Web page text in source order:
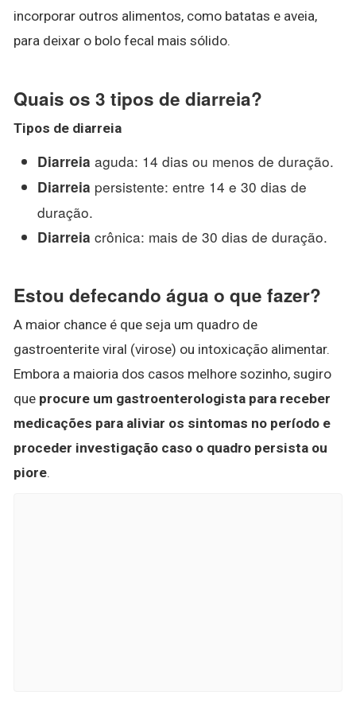
incorporar outros alimentos, como batatas e aveia,
para deixar o bolo fecal mais sólido.
Quais os 3 tipos de diarreia?
Tipos de diarreia
Diarreia aguda: 14 dias ou menos de duração.
Diarreia persistente: entre 14 e 30 dias de
duração.
Diarreia crônica: mais de 30 dias de duração.
Estou defecando água o que fazer?
A maior chance é que seja um quadro de
gastroenterite viral (virose) ou intoxicação alimentar.
Embora a maioria dos casos melhore sozinho, sugiro
que procure um gastroenterologista para receber
medicações para aliviar os sintomas no período e
proceder investigação caso o quadro persista ou
piore.